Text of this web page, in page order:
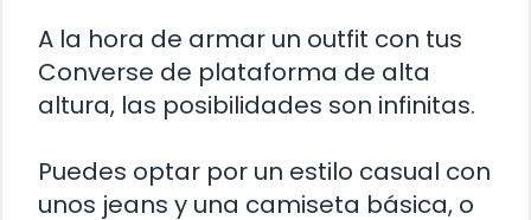
A la hora de armar un outfit con tus
Converse de plataforma de alta
altura, las posibilidades son infinitas.
Puedes optar por un estilo casual con
unos jeans y una camiseta básica, o